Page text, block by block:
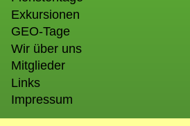
Exkursionen
GEO-Tage
Wir über uns
Mitglieder
Links
Impressum